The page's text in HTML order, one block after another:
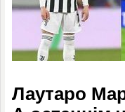
Лаутаро